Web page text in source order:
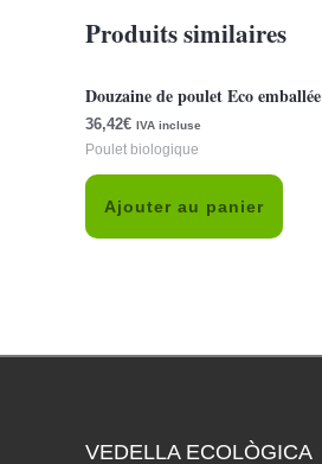
Produits similaires
Douzaine de poulet Eco emballée
36,42€ IVA incluse
Poulet biologique
Ajouter au panier
VEDELLA ECOLÒGICA